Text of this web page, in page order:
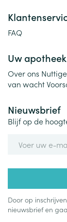
FAQ
Uw apotheek
Over ons
van wacht
Nieuwsbrief
Blijf op de
Door op
nieuwsbrief en